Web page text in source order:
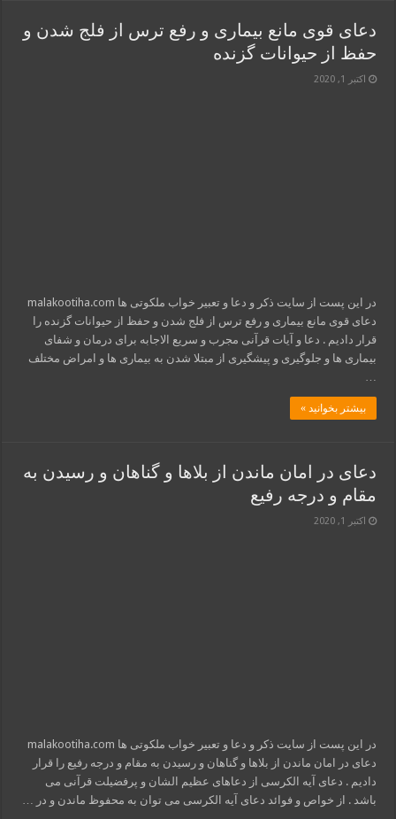
دعای قوی مانع بیمارى و رفع ترس از فلج شدن و
حفظ از حیوانات گزنده
اکتبر 1, 2020
در این پست از سایت ذکر و دعا و تعبیر خواب ملکوتی ها malakootiha.com
دعای قوی مانع بیمارى و رفع ترس از فلج شدن و حفظ از حیوانات گزنده را
قرار دادیم . دعا و آیات قرآنی مجرب و سریع الاجابه برای درمان و شفای
بیماری ها و جلوگیری و پیشگیری از مبتلا شدن به بیماری ها و امراض مختلف
بیشتر بخوانید »
دعای در امان ماندن از بلاها و گناهان و رسیدن به
مقام و درجه رفیع
اکتبر 1, 2020
در این پست از سایت ذکر و دعا و تعبیر خواب ملکوتی ها malakootiha.com
دعای در امان ماندن از بلاها و گناهان و رسیدن به مقام و درجه رفیع را قرار
دادیم . دعای آیه الکرسی از دعاهای عظیم الشان و پرفضیلت قرآنی می
باشد . از خواص و فوائد دعای آیه الکرسی می توان به محفوظ ماندن و در …